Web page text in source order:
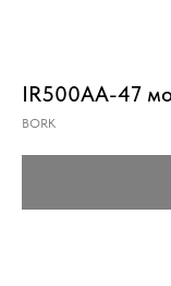
IR500AA-47
BORK